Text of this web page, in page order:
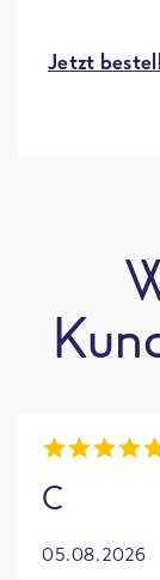
Jetzt
C
05.08.2026